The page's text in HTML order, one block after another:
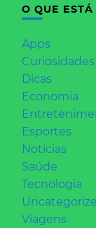
O QUE
Apps
Curiosidades
Dicas
Economia
Esportes
Notícias
Saúde
Tecnologia
Viagens